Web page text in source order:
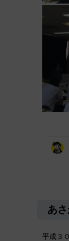
あ
平成３